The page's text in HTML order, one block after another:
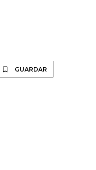
GUARDAR